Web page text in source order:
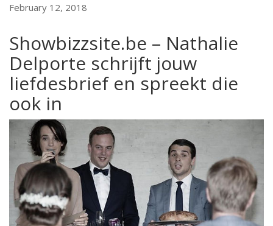
February 12, 2018
Showbizzsite.be – Nathalie
Delporte schrijft jouw
liefdesbrief en spreekt die
ook in